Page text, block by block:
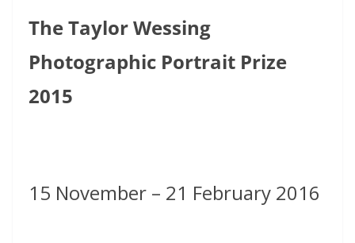
The Taylor Wessing
Photographic Portrait Prize
2015
15 November – 21 February 2016